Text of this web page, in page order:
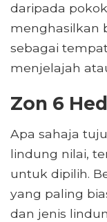
daripada
menghasilkan
sebagai
menjelajah
Zon 6
Apa sahaja
lindung nilai,
untuk dipilih.
yang paling
dan jenis